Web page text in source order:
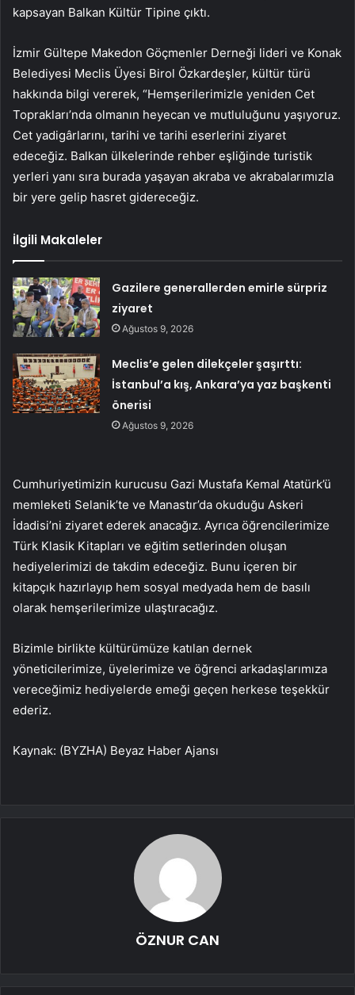
kapsayan Balkan Kültür Tipine çıktı.
İzmir Gültepe Makedon Göçmenler Derneği lideri ve Konak
Belediyesi Meclis Üyesi Birol Özkardeşler, kültür türü
hakkında bilgi vererek, “Hemşerilerimizle yeniden Cet
Toprakları’nda olmanın heyecan ve mutluluğunu yaşıyoruz.
Cet yadigârlarını, tarihi ve tarihi eserlerini ziyaret
edeceğiz. Balkan ülkelerinde rehber eşliğinde turistik
yerleri yanı sıra burada yaşayan akraba ve akrabalarımızla
bir yere gelip hasret gidereceğiz.
İlgili Makaleler
Gazilere generallerden emirle sürpriz
ziyaret
Ağustos 9, 2026
Meclis’e gelen dilekçeler şaşırttı:
İstanbul’a kış, Ankara’ya yaz başkenti
önerisi
Ağustos 9, 2026
Cumhuriyetimizin kurucusu Gazi Mustafa Kemal Atatürk’ü
memleketi Selanik’te ve Manastır’da okuduğu Askeri
İdadisi’ni ziyaret ederek anacağız. Ayrıca öğrencilerimize
Türk Klasik Kitapları ve eğitim setlerinden oluşan
hediyelerimizi de takdim edeceğiz. Bunu içeren bir
kitapçık hazırlayıp hem sosyal medyada hem de basılı
olarak hemşerilerimize ulaştıracağız.
Bizimle birlikte kültürümüze katılan dernek
yöneticilerimize, üyelerimize ve öğrenci arkadaşlarımıza
vereceğimiz hediyelerde emeği geçen herkese teşekkür
ederiz.
Kaynak: (BYZHA) Beyaz Haber Ajansı
ÖZNUR CAN